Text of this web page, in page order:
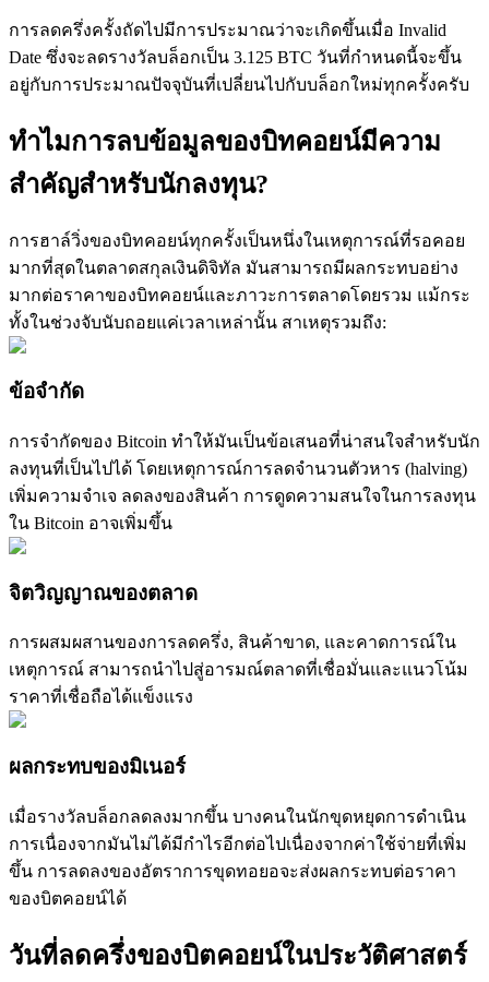
แนะนำ
คู่มือเริ่มต้นฟิวเจอร์ส
กลยุทธ์การซื้อขาย
การลดครึ่งครั้งถัดไปมีการประมาณว่าจะเกิดขึ้นเมื่อ Invalid
Date ซึ่งจะลดรางวัลบล็อกเป็น 3.125 BTC วันที่กำหนดนี้จะขึ้น
อยู่กับการประมาณปัจจุบันที่เปลี่ยนไปกับบล็อกใหม่ทุกครั้งครับ
ทำไมการลบข้อมูลของบิทคอยน์มีความ
สำคัญสำหรับนักลงทุน?
การฮาล์วิ่งของบิทคอยน์ทุกครั้งเป็นหนึ่งในเหตุการณ์ที่รอคอย
มากที่สุดในตลาดสกุลเงินดิจิทัล มันสามารถมีผลกระทบอย่าง
มากต่อราคาของบิทคอยน์และภาวะการตลาดโดยรวม แม้กระ
ทั้งในช่วงจับนับถอยแค่เวลาเหล่านั้น สาเหตุรวมถึง:
ข้อจำกัด
การจำกัดของ Bitcoin ทำให้มันเป็นข้อเสนอที่น่าสนใจสำหรับนัก
ลงทุนที่เป็นไปได้ โดยเหตุการณ์การลดจำนวนตัวหาร (halving)
เพิ่มความจำเจ ลดลงของสินค้า การดูดความสนใจในการลงทุน
ใน Bitcoin อาจเพิ่มขึ้น
จิตวิญญาณของตลาด
การผสมผสานของการลดครึ่ง, สินค้าขาด, และคาดการณ์ใน
เหตุการณ์ สามารถนำไปสู่อารมณ์ตลาดที่เชื่อมั่นและแนวโน้ม
ราคาที่เชื่อถือได้แข็งแรง
ผลกระทบของมิเนอร์
เมื่อรางวัลบล็อกลดลงมากขึ้น บางคนในนักขุดหยุดการดำเนิน
การเนื่องจากมันไม่ได้มีกำไรอีกต่อไปเนื่องจากค่าใช้จ่ายที่เพิ่ม
ขึ้น การลดลงของอัตราการขุดทอยอจะส่งผลกระทบต่อราคา
ของบิตคอยน์ได้
วันที่ลดครึ่งของบิตคอยน์ในประวัติศาสตร์